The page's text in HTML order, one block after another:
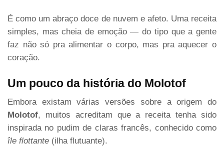
É como um abraço doce de nuvem e afeto. Uma receita
simples, mas cheia de emoção — do tipo que a gente
faz não só pra alimentar o corpo, mas pra aquecer o
coração.
Um pouco da história do Molotof
Embora existam várias versões sobre a origem do
Molotof, muitos acreditam que a receita tenha sido
inspirada no pudim de claras francês, conhecido como
île flottante (ilha flutuante).